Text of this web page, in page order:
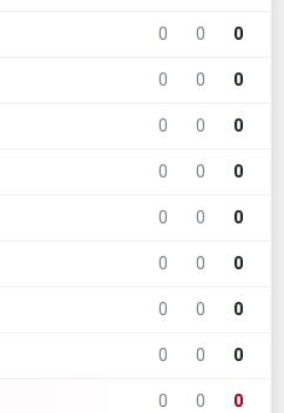
0 0 0
0 0 0
0 0 0
0 0 0
0 0 0
0 0 0
0 0 0
0 0 0
0 0 0